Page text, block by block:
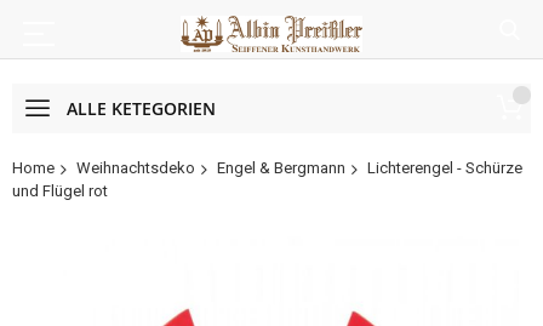
ALLE KETEGORIEN
Home Weihnachtsdeko Engel & Bergmann
Lichterengel - Schürze
und Flügel rot